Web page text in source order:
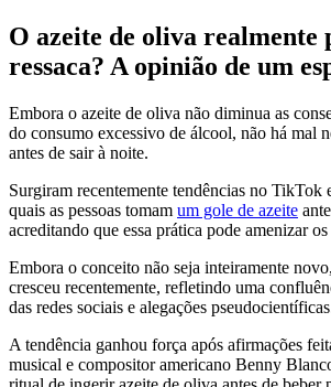
O azeite de oliva realmente
ressaca? A opinião de um
Embora o azeite de oliva não diminua as
do consumo excessivo de álcool, não há mal
antes de sair à noite.
Surgiram recentemente tendências no TikTok
quais as pessoas tomam um gole de azeite
acreditando que essa prática pode amenizar os
Embora o conceito não seja inteiramente
cresceu recentemente, refletindo uma
das redes sociais e alegações
A tendência ganhou força após afirmações
musical e compositor americano Benny